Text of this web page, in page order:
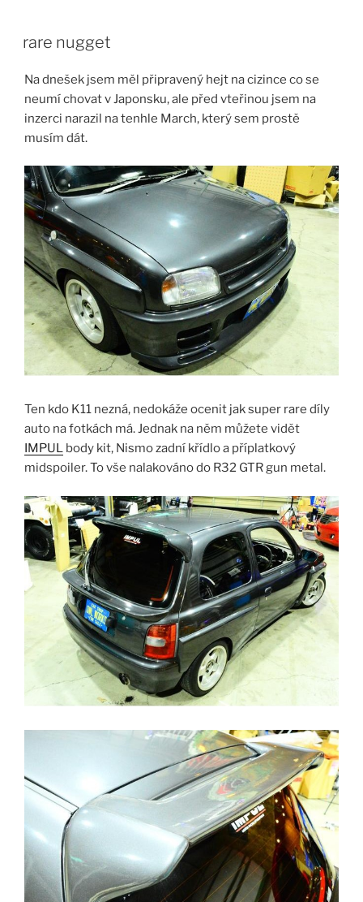
contentrare nugget
Na dnešek jsem měl připravený hejt na cizince co se
neumí chovat v Japonsku, ale před vteřinou jsem na
inzerci narazil na tenhle March, který sem prostě
musím dát.
Ten kdo K11 nezná, nedokáže ocenit jak super rare díly
auto na fotkách má. Jednak na něm můžete vidět
IMPUL body kit, Nismo zadní křídlo a příplatkový
midspoiler. To vše nalakováno do R32 GTR gun metal.